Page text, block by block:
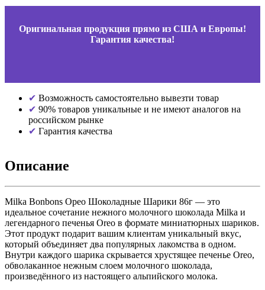
Оригинальная продукция прямо из США и Европы!
Гарантия качества!
Возможность самостоятельно вывезти товар
90% товаров уникальные и не имеют аналогов на
российском рынке
Гарантия качества
Описание
Milka Bonbons Орео Шоколадные Шарики 86г — это
идеальное сочетание нежного молочного шоколада Milka и
легендарного печенья Oreo в формате миниатюрных шариков.
Этот продукт подарит вашим клиентам уникальный вкус,
который объединяет два популярных лакомства в одном.
Внутри каждого шарика скрывается хрустящее печенье Oreo,
обволаканное нежным слоем молочного шоколада,
произведённого из настоящего альпийского молока.